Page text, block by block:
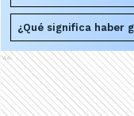
¿Qué significa haber
Ads